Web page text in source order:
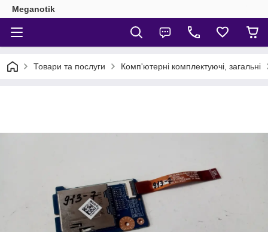
Meganotik
Товари та послуги Комп'ютерні комплектуючі, загальні